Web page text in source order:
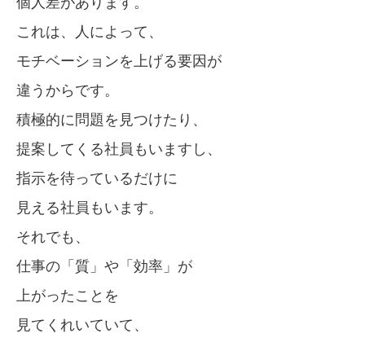
これは、人によって、
モチベーションを上げる要因が
違うからです。
積極的に問題を見つけたり、
提案してくる社員もいますし、
指示を待っているだけに
見える社員もいます。
それでも、
仕事の「質」や「効率」が
上がったことを
見てくれいていて、